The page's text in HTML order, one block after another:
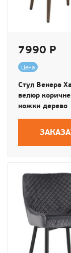
7990 Р
Цена
Стул Венера
велюр
ножки дерево